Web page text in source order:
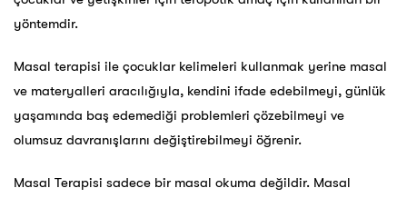
yöntemdir.
Masal terapisi ile çocuklar kelimeleri kullanmak yerine masal
ve materyalleri aracılığıyla, kendini ifade edebilmeyi, günlük
yaşamında baş edemediği problemleri çözebilmeyi ve
olumsuz davranışlarını değiştirebilmeyi öğrenir.
Masal Terapisi sadece bir masal okuma değildir. Masal